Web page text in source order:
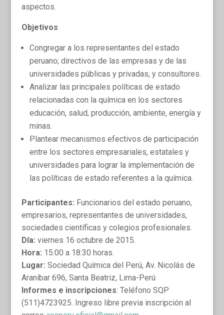
aspectos.
Objetivos
Congregar a los representantes del estado
peruano; directivos de las empresas y de las
universidades públicas y privadas, y consultores.
Analizar las principales políticas de estado
relacionadas con la química en los sectores
educación, salud, producción, ambiente, energía y
minas.
Plantear mecanismos efectivos de participación
entre los sectores empresariales, estatales y
universidades para lograr la implementación de
las políticas de estado referentes a la química.
Participantes: Funcionarios del estado peruano,
empresarios, representantes de universidades,
sociedades científicas y colegios profesionales.
Día: viernes 16 octubre de 2015.
Hora: 15:00 a 18:30 horas.
Lugar: Sociedad Química del Perú, Av. Nicolás de
Araníbar 696, Santa Beatriz, Lima-Perú
Informes e inscripciones: Teléfono SQP
(511)4723925. Ingreso libre previa inscripción al